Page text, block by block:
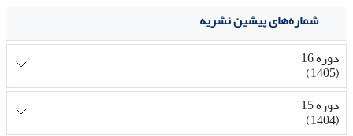
شماره‌های پیشین نشریه
دوره 16
(1405)
دوره 15
(1404)